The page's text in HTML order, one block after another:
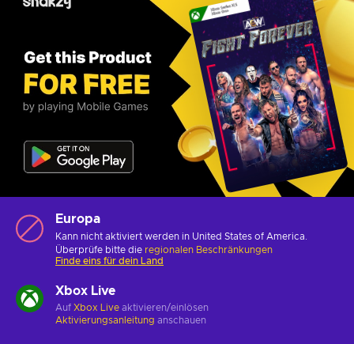
Europa
Kann nicht aktiviert werden in United States of America.
Überprüfe bitte die regionalen Beschränkungen
Finde eins für dein Land
Xbox Live
Auf Xbox Live aktivieren/einlösen
Aktivierungsanleitung anschauen